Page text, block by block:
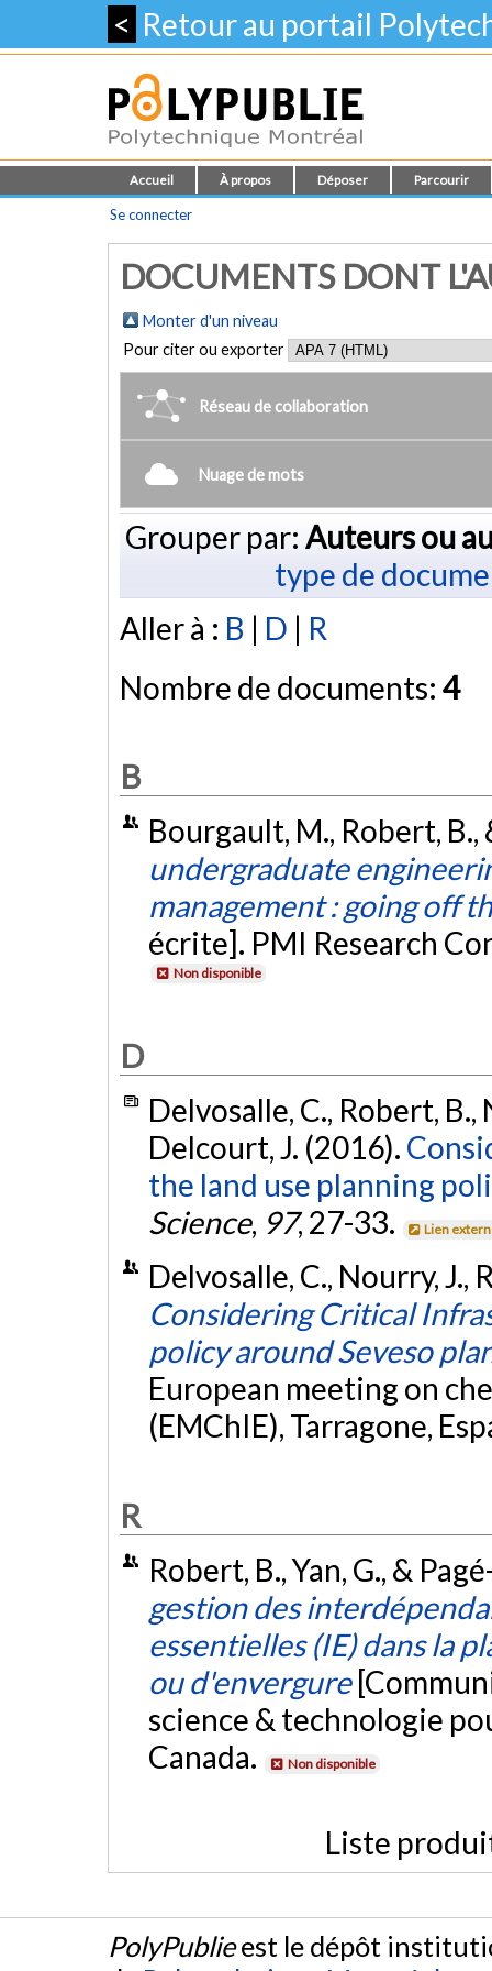
< Retour au portail
Accueil À propos Déposer Parcourir
Se connecter
DOCUMENTS DONT
Monter d'un niveau
Pour citer ou exporter
Réseau de collaboration
Nuage de mots
Grouper par: Auteurs ou
type de
Aller à : B | D | R
Nombre de documents: 4
B
Bourgault, M., Robert,
undergraduate
management : going off
écrite]. PMI Research
Non disponible
D
Delvosalle, C., Robert, B.,
Delcourt, J. (2016).
the land use planning
Science, 97, 27-33. Lien
Delvosalle, C., Nourry, J.,
Considering Critical
policy around Seveso
European meeting on
(EMChIE), Tarragone,
R
Robert, B., Yan, G., &
gestion des
essentielles (IE) dans la
ou d'envergure
science & technologie
Canada.
Non disponible
Liste
PolyPublieest le dépôt